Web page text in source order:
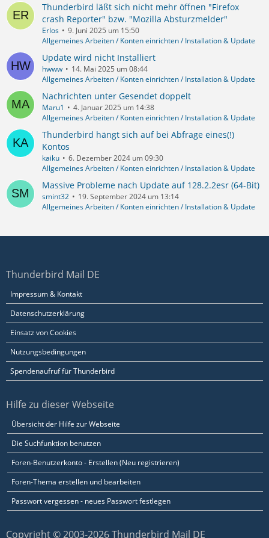
Thunderbird läßt sich nicht mehr öffnen "Firefox
crash Reporter" bzw. "Mozilla Absturzmelder"
Erlos
9. Juni 2025 um 15:50
Allgemeines Arbeiten / Konten einrichten / Installation & Update
Update wird nicht Installiert
hwww
14. Mai 2025 um 08:44
Allgemeines Arbeiten / Konten einrichten / Installation & Update
Nachrichten unter Gesendet doppelt
Maru1
4. Januar 2025 um 14:38
Allgemeines Arbeiten / Konten einrichten / Installation & Update
Thunderbird hängt sich auf bei Abfrage eines(!)
Kontos
kaiku
6. Dezember 2024 um 09:30
Allgemeines Arbeiten / Konten einrichten / Installation & Update
Massive Probleme nach Update auf 128.2.2esr (64-Bit)
smint32
19. September 2024 um 13:14
Allgemeines Arbeiten / Konten einrichten / Installation & Update
Thunderbird Mail DE
Impressum & Kontakt
Datenschutzerklärung
Einsatz von Cookies
Nutzungsbedingungen
Spendenaufruf für Thunderbird
Hilfe zu dieser Webseite
Übersicht der Hilfe zur Webseite
Die Suchfunktion benutzen
Foren-Benutzerkonto - Erstellen (Neu registrieren)
Foren-Thema erstellen und bearbeiten
Passwort vergessen - neues Passwort festlegen
Copyright © 2003-2026 Thunderbird Mail DE